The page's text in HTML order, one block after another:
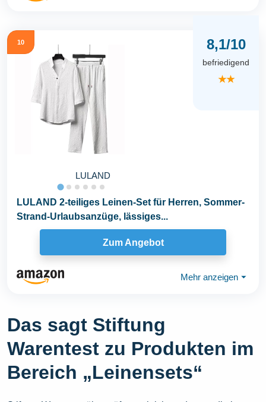
10
LULAND
8,1/10
befriedigend
★★
LULAND 2-teiliges Leinen-Set für Herren, Sommer-
Strand-Urlaubsanzüge, lässiges...
Zum Angebot
Mehr anzeigen ⏷
Das sagt Stiftung
Warentest zu Produkten im
Bereich „Leinensets“